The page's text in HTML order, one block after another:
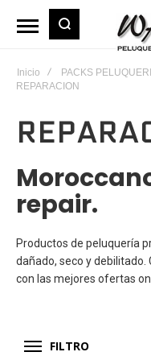
Inicio PACKS
REPARACION
repair.
Productos de peluquería
dañado, seco y
con las mejores ofertas
FILTRO